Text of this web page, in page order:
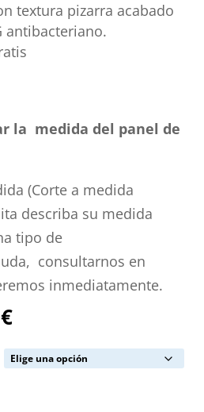
textura pizarra acabado
antibacteriano.
la medida del panel de
(Corte a medida
describa su medida
tipo de
consultarnos en
inmediatamente.
€